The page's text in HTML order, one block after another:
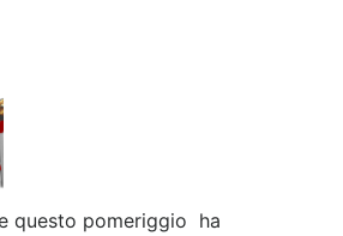
questo pomeriggio ha